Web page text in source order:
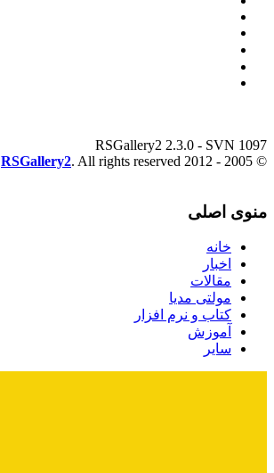
RSGallery2 2.3.0 - SVN 1097
© 2005 - 2012
RSGallery2. All rights reserved.
منوی اصلی
خانه
اخبار
مقالات
مولتی مدیا
کتاب و نرم افزار
آموزش
سایر